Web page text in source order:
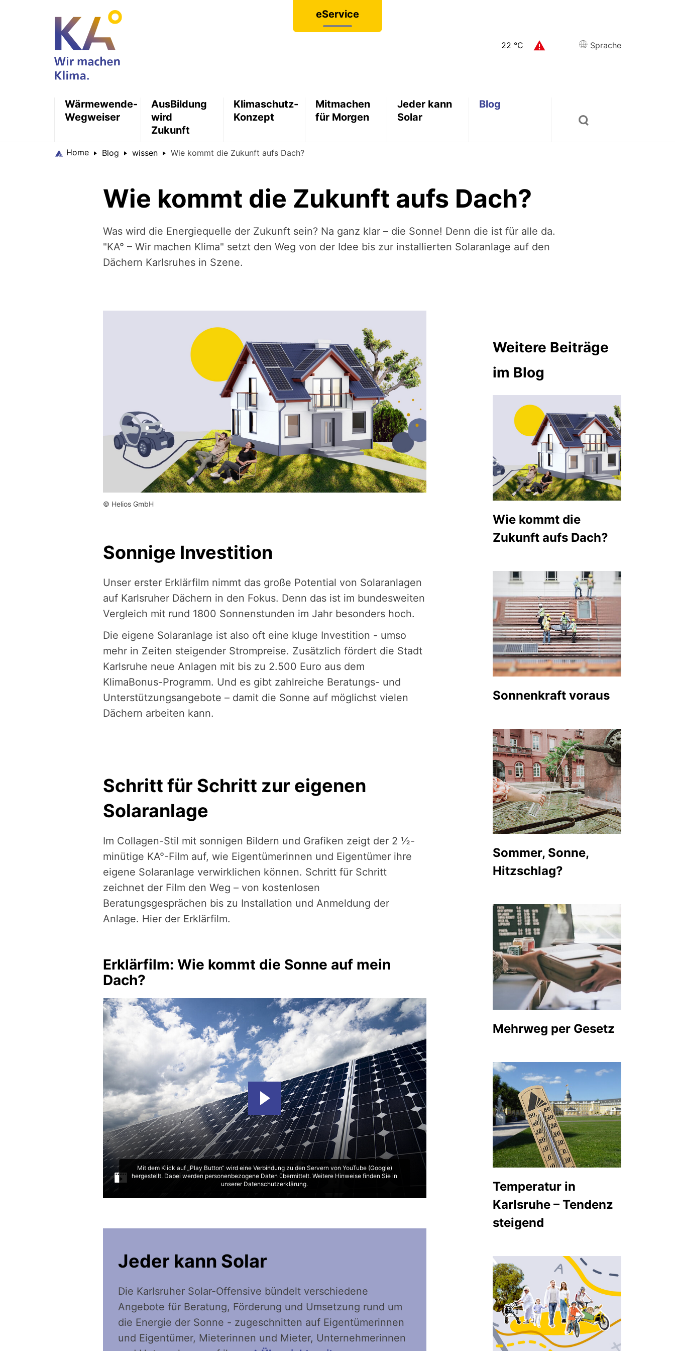
eService
22 °C Sprache
Wärmewende-
Wegweiser
AusBildung
wird
Zukunft
Klimaschutz-
Konzept
Mitmachen
für Morgen
Jeder kann
Solar
Blog
Home Blog wissen Wie kommt die Zukunft aufs Dach?
Wie kommt die Zukunft aufs Dach?
Was wird die Energiequelle der Zukunft sein? Na ganz klar – die Sonne! Denn die ist für alle da.
"KA° – Wir machen Klima" setzt den Weg von der Idee bis zur installierten Solaranlage auf den
Dächern Karlsruhes in Szene.
© Helios GmbH
Sonnige Investition
Unser erster Erklärfilm nimmt das große Potential von Solaranlagen
auf Karlsruher Dächern in den Fokus. Denn das ist im bundesweiten
Vergleich mit rund 1800 Sonnenstunden im Jahr besonders hoch.
Die eigene Solaranlage ist also oft eine kluge Investition - umso
mehr in Zeiten steigender Strompreise. Zusätzlich fördert die Stadt
Karlsruhe neue Anlagen mit bis zu 2.500 Euro aus dem
KlimaBonus-Programm. Und es gibt zahlreiche Beratungs- und
Unterstützungsangebote – damit die Sonne auf möglichst vielen
Dächern arbeiten kann.
Schritt für Schritt zur eigenen
Solaranlage
Im Collagen-Stil mit sonnigen Bildern und Grafiken zeigt der 2 ½-
minütige KA°-Film auf, wie Eigentümerinnen und Eigentümer ihre
eigene Solaranlage verwirklichen können. Schritt für Schritt
zeichnet der Film den Weg – von kostenlosen
Beratungsgesprächen bis zu Installation und Anmeldung der
Anlage. Hier der Erklärfilm.
Erklärfilm: Wie kommt die Sonne auf mein
Dach?
Mit dem Klick auf „Play Button“ wird eine Verbindung zu den Servern von YouTube (Google)
hergestellt. Dabei werden personenbezogene Daten übermittelt. Weitere Hinweise finden Sie in
unserer Datenschutzerklärung.
Jeder kann Solar
Die Karlsruher Solar-Offensive bündelt verschiedene
Angebote für Beratung, Förderung und Umsetzung rund um
die Energie der Sonne - zugeschnitten auf Eigentümerinnen
und Eigentümer, Mieterinnen und Mieter, Unternehmerinnen
Weitere Beiträge
im Blog
Wie kommt die
Zukunft aufs Dach?
Sonnenkraft voraus
Sommer, Sonne,
Hitzschlag?
Mehrweg per Gesetz
Temperatur in
Karlsruhe – Tendenz
steigend